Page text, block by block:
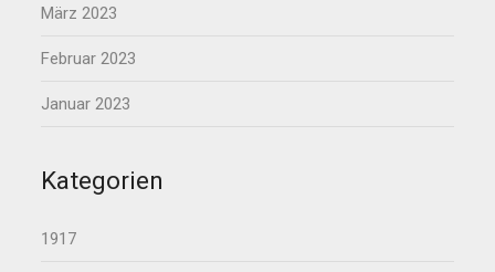
März 2023
Februar 2023
Januar 2023
Kategorien
1917